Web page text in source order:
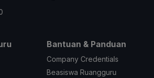
Bantuan & Panduan
Company Credentials
Beasiswa Ruangguru